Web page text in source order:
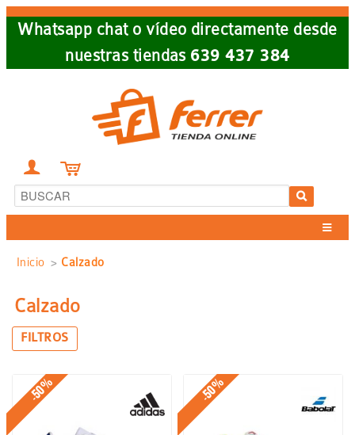
Skip
Whatsapp chat o vídeo directamente desde
nuestras tiendas 639 437 384
 
Sobrescribir
enlaces
de
ayuda
la
Inicio Calzado
Calzado
FILTROS
-50% -50%